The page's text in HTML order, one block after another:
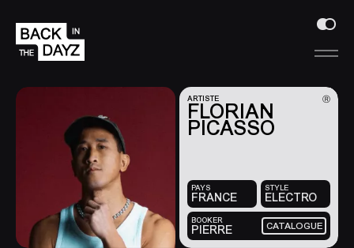
Ⓡ
ARTISTE
FLORIAN
PICASSO
PAYS
FRANCE
STYLE
ELECTRO
BOOKER
PIERRE CATALOGUE